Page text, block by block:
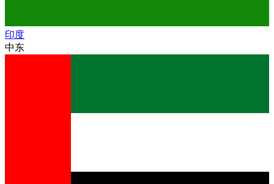
印度
中东